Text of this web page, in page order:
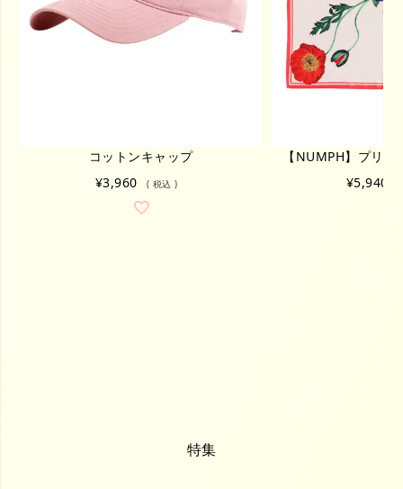
コットンキャップ
¥3,960 税込
【NUMPH】プリ
¥5,940
特集